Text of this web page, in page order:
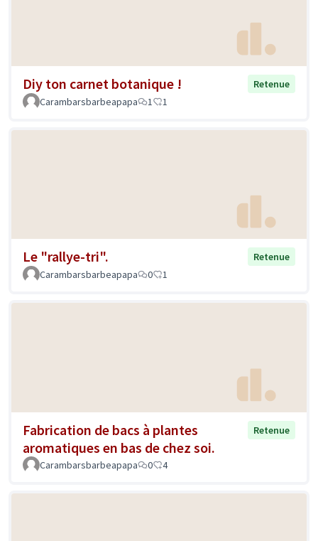
Diy ton carnet botanique !
Retenue
Carambarsbarbeapapa
1 1
Le "rallye-tri".
Retenue
Carambarsbarbeapapa
0 1
Fabrication de bacs à plantes
aromatiques en bas de chez soi.
Retenue
Carambarsbarbeapapa 0 4